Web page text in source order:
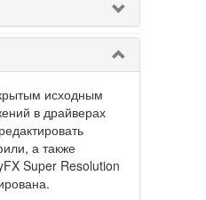
исходным
в драйверах
а также
Super Resolution